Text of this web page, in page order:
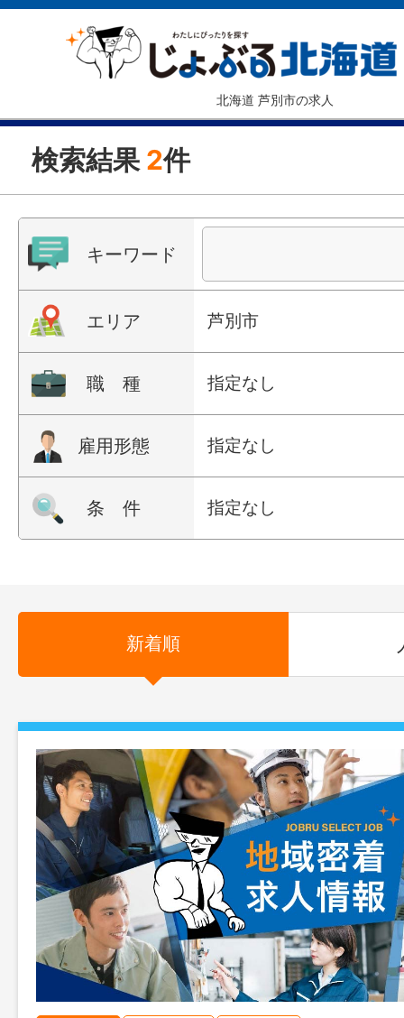
北海道 芦別市の求人
検索結果 2件
キーワード
エリア 芦別市
職 種 指定なし
雇用形態 指定なし
条 件 指定なし
新着順